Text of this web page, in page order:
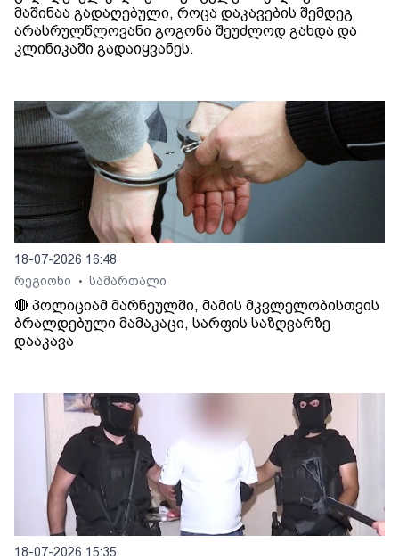
მაშინაა გადაღებული, როცა დაკავების შემდეგ
არასრულწლოვანი გოგონა შეუძლოდ გახდა და
კლინიკაში გადაიყვანეს.
18-07-2026 16:48
რეგიონი
• სამართალი
🔴 პოლიციამ მარნეულში, მამის მკვლელობისთვის
ბრალდებული მამაკაცი, სარფის საზღვარზე
დააკავა
18-07-2026 15:35